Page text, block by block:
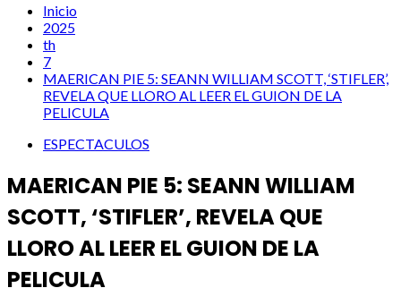
Inicio
2025
th
7
MAERICAN PIE 5: SEANN WILLIAM SCOTT, ‘STIFLER’,
REVELA QUE LLORO AL LEER EL GUION DE LA
PELICULA
ESPECTACULOS
MAERICAN PIE 5: SEANN WILLIAM
SCOTT, ‘STIFLER’, REVELA QUE
LLORO AL LEER EL GUION DE LA
PELICULA